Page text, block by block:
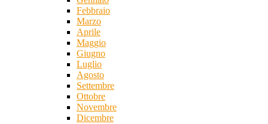
Febbraio
Marzo
Aprile
Maggio
Giugno
Luglio
Agosto
Settembre
Ottobre
Novembre
Dicembre